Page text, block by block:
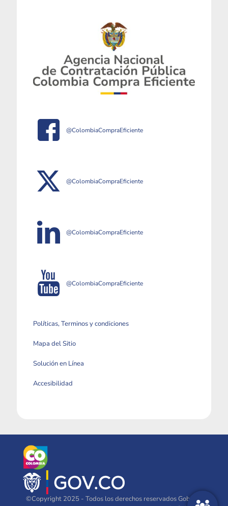
@ColombiaCompraEficiente
@ColombiaCompraEficiente
@ColombiaCompraEficiente
@ColombiaCompraEficiente
Políticas, Terminos y condiciones
Mapa del Sitio
Solución en Línea
Accesibilidad
©Copyright 2025 - Todos los derechos reservados Gobierno